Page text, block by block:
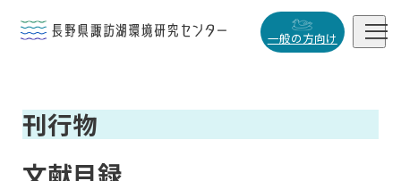


研究活動

一般の方向け 
刊行物
文献目録